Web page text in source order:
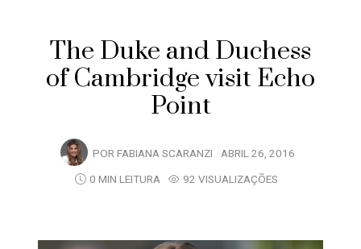
The Duke and Duchess
of Cambridge visit Echo
Point
POR FABIANA SCARANZI ABRIL 26, 2016
0 MIN LEITURA
92 VISUALIZAÇÕES